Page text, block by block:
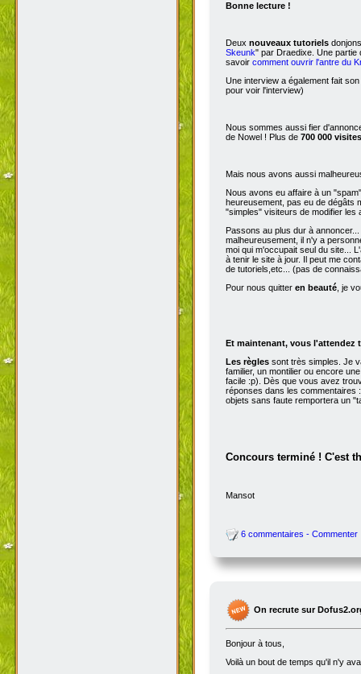
Bonne lecture !
Deux nouveaux tutoriels
Skeunk" par Draedixe. Une partie
savoir comment ouvrir l'antre du
Une interview a également fait
pour voir l'interview)
Nous sommes aussi fier
de Nowel ! Plus de 700 000 visites
Mais nous avons aussi
Nous avons eu affaire à un
heureusement, pas eu de dégâts
"simples" visiteurs de modifier
Passons au plus dur à
malheureusement, il n'y a
moi qui m'occupait seul du site...
à tenir le site à jour. Il peut me
de tutoriels,etc... (pas de
Pour nous quitter en beauté, je
Et maintenant, vous l'attendez
Les règles sont très simples. Je
familier, un montilier ou encore
facile :p). Dès que vous avez
réponses dans les commentaires
objets sans faute remportera un
Concours terminé ! C'est
Mansot
6 commentaires - Commenter
On recrute sur
Bonjour à tous,
Voilà un bout de temps qu'il n'y